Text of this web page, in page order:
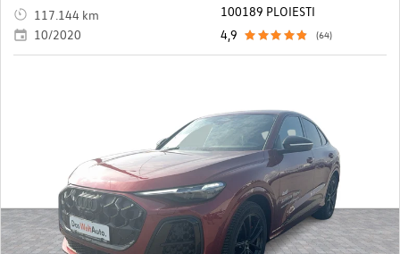
117.144 km
10/2020
100189 PLOIESTI
4,9
(64)